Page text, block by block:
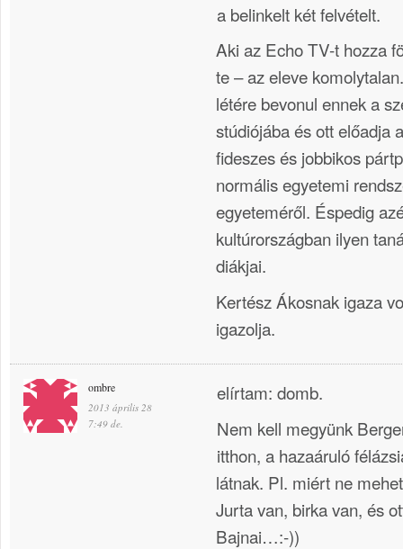
a belinkelt két felvételt.
Aki az Echo TV-t hozza
te – az eleve
létére bevonul ennek a
stúdiójába és ott előadja
fideszes és jobbikos
normális egyetemi
egyeteméről. Éspedig
kultúrországban ilyen
diákjai.
Kertész Ákosnak igaza
igazolja.
ombre
2013 április 28
7:49 de.
elírtam: domb.
Nem kell megyünk
itthon, a hazaáruló
látnak. Pl. miért ne
Jurta van, birka van, és
Bajnai…:-))